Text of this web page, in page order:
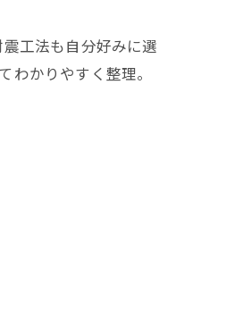
工法も自分好みに選
かりやすく整理。